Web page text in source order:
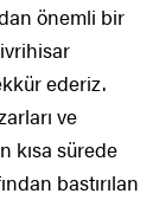
önemli bir
ederiz.
ve
kısa sürede
bastırılan